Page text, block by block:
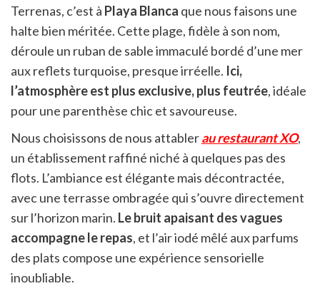
Terrenas, c’est à Playa Blanca que nous faisons une
halte bien méritée. Cette plage, fidèle à son nom,
déroule un ruban de sable immaculé bordé d’une mer
aux reflets turquoise, presque irréelle. Ici,
l’atmosphère est plus exclusive, plus feutrée, idéale
pour une parenthèse chic et savoureuse.
Nous choisissons de nous attablerau restaurant XO,
un établissement raffiné niché à quelques pas des
flots. L’ambiance est élégante mais décontractée,
avec une terrasse ombragée qui s’ouvre directement
sur l’horizon marin. Le bruit apaisant des vagues
accompagne le repas, et l’air iodé mêlé aux parfums
des plats compose une expérience sensorielle
inoubliable.